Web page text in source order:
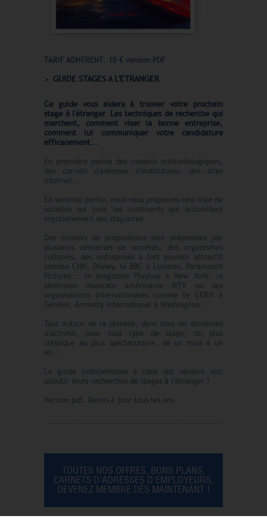
TARIF ADHERENT: 10 € version PDF
GUIDE STAGES A L'ETRANGER
Ce guide vous aidera à trouver votre prochain
stage à l'étranger. Les techniques de recherche qui
marchent, comment viser la bonne entreprise,
comment lui communiquer votre candidature
efficacement...
En première partie des conseils méthodologiques,
des carnets d'adresses d'institutions, des sites
internet...
En seconde partie, nous vous proposons une liste de
sociétés sur tous les continents qui accueillent
régulièrement des stagiaires.
Des milliers de propositions sont présentées par
plusieurs centaines de sociétés, des organismes
culturels, des entreprises à fort pouvoir attractif
comme CNN, Disney, la BBC à Londres, Paramount
Pictures... le magazine Playboy à New York, la
télévision musicale américaine MTV ou des
organisations internationales comme le CERN à
Genève, Amnesty International à Washington...
Tout autour de la planète, dans tous les domaines
d'activité, pour tout type de stage, du plus
classique au plus spectaculaire, de un mois à un
an...
Le guide indispensable à ceux qui veulent voir
aboutir leurs recherches de stages à l'étranger !
Version pdf. Remis à jour tous les ans.
TOUTES NOS OFFRES, BONS PLANS,
CARNETS D'ADRESSES D'EMPLOYEURS,
DEVENEZ MEMBRE DÈS MAINTENANT !